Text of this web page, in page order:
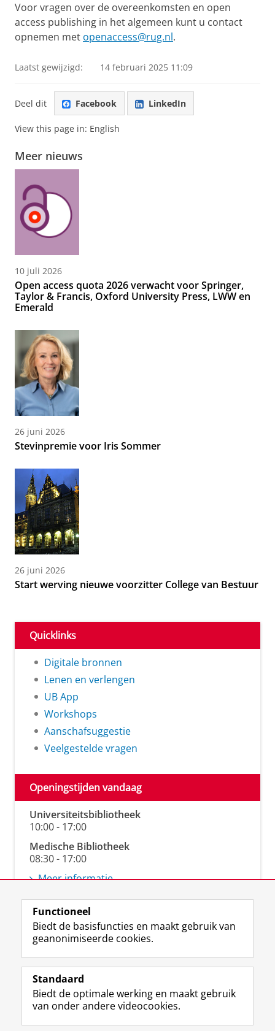
Voor vragen over de overeenkomsten en open
access publishing in het algemeen kunt u contact
opnemen met openaccess@rug.nl.
Laatst gewijzigd: 14 februari 2025 11:09
Deel dit Facebook LinkedIn
View this page in: English
Meer nieuws
10 juli 2026
Open access quota 2026 verwacht voor Springer,
Taylor & Francis, Oxford University Press, LWW en
Emerald
26 juni 2026
Stevinpremie voor Iris Sommer
26 juni 2026
Start werving nieuwe voorzitter College van Bestuur
Quicklinks
Digitale bronnen
Lenen en verlengen
UB App
Workshops
Aanschafsuggestie
Veelgestelde vragen
Openingstijden vandaag
Universiteitsbibliotheek
10:00 - 17:00
Medische Bibliotheek
08:30 - 17:00
Meer informatie
Volg ons op
M
a
t
o
I
n
t
De UB voor medewerkers
Functioneel
Biedt de basisfuncties en maakt gebruik van
geanonimiseerde cookies.
Standaard
Biedt de optimale werking en maakt gebruik
van onder andere videocookies.